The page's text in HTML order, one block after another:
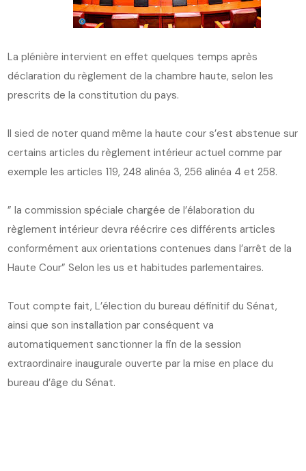
La plénière intervient en effet quelques temps après
déclaration du règlement de la chambre haute, selon les
prescrits de la constitution du pays.
Il sied de noter quand même la haute cour s’est abstenue sur
certains articles du règlement intérieur actuel comme par
exemple les articles 119, 248 alinéa 3, 256 alinéa 4 et 258.
” la commission spéciale chargée de l’élaboration du
règlement intérieur devra réécrire ces différents articles
conformément aux orientations contenues dans l’arrêt de la
Haute Cour” Selon les us et habitudes parlementaires.
Tout compte fait, L’élection du bureau définitif du Sénat,
ainsi que son installation par conséquent va
automatiquement sanctionner la fin de la session
extraordinaire inaugurale ouverte par la mise en place du
bureau d’âge du Sénat.